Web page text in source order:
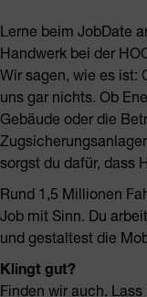
Lerne beim JobDate
Handwerk bei der
Wir sagen, wie es ist:
uns gar nichts. Ob
Gebäude oder die
sorgst du dafür, dass
Rund 1,5 Millionen
Job mit Sinn. Du
und gestaltest die
Klingt gut?
Finden wir auch.